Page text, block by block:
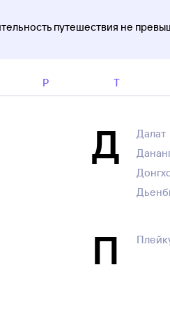
путешествия не
Р Т
Д Далат
П